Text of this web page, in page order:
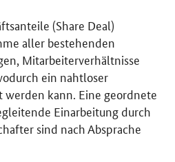
(Share Deal)
aller bestehenden
Mitarbeiterverhältnisse
ein nahtloser
werden kann. Eine geordnete
Einarbeitung durch
sind nach Absprache